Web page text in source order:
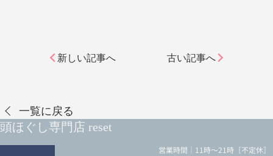
新しい記事へ 古い記事へ
一覧に戻る
頭ほぐし専門店 reset
営業時間｜11時～21時［不定休］